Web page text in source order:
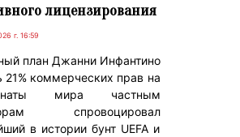
лицензирования
г. 16:59
план Джанни Инфантино
21% коммерческих прав на
мира частным
спровоцировал
в истории бунт UEFA и